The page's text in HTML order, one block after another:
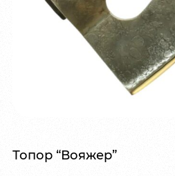
Топор “Вояжер”